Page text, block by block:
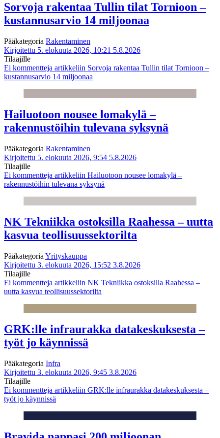
Sorvoja rakentaa Tullin tilat Tornioon –
kustannusarvio 14 miljoonaa
Pääkategoria Rakentaminen
Kirjoitettu 5. elokuuta 2026, 10:21 5.8.2026
Tilaajille
Ei kommentteja artikkeliin Sorvoja rakentaa Tullin tilat Tornioon –
kustannusarvio 14 miljoonaa
Hailuotoon nousee lomakylä –
rakennustöihin tulevana syksynä
Pääkategoria Rakentaminen
Kirjoitettu 5. elokuuta 2026, 9:54 5.8.2026
Tilaajille
Ei kommentteja artikkeliin Hailuotoon nousee lomakylä –
rakennustöihin tulevana syksynä
NK Tekniikka ostoksilla Raahessa – uutta
kasvua teollisuussektorilta
Pääkategoria Yrityskauppa
Kirjoitettu 3. elokuuta 2026, 15:52 3.8.2026
Tilaajille
Ei kommentteja artikkeliin NK Tekniikka ostoksilla Raahessa –
uutta kasvua teollisuussektorilta
GRK:lle infraurakka datakeskuksesta –
työt jo käynnissä
Pääkategoria Infra
Kirjoitettu 3. elokuuta 2026, 9:45 3.8.2026
Tilaajille
Ei kommentteja artikkeliin GRK:lle infraurakka datakeskuksesta –
työt jo käynnissä